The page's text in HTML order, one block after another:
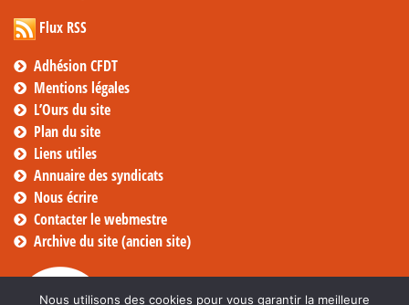
Flux RSS
Adhésion CFDT
Mentions légales
L’Ours du site
Plan du site
Liens utiles
Annuaire des syndicats
Nous écrire
Contacter le webmestre
Archive du site (ancien site)
Nous utilisons des cookies pour vous garantir la meilleure